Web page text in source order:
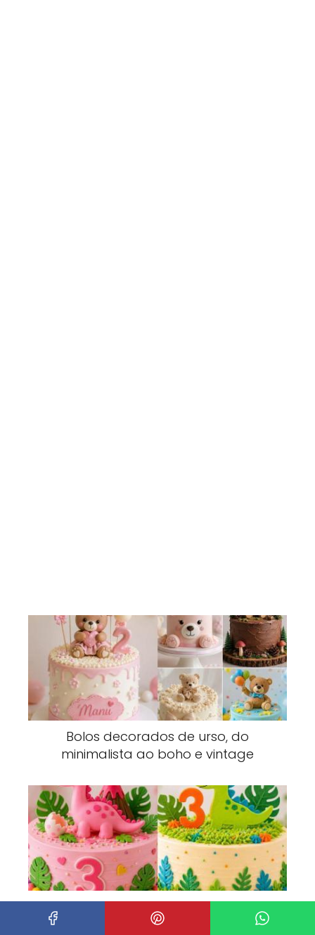
Bolos decorados de urso, do
minimalista ao boho e vintage
Vulcão, ovos e pegadas em bolos
decorados de dinossauros